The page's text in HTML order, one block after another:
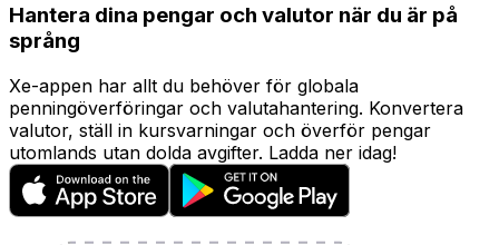
Hantera dina pengar och valutor när du är på
språng
Xe-appen har allt du behöver för globala
penningöverföringar och valutahantering. Konvertera
valutor, ställ in kursvarningar och överför pengar
utomlands utan dolda avgifter. Ladda ner idag!